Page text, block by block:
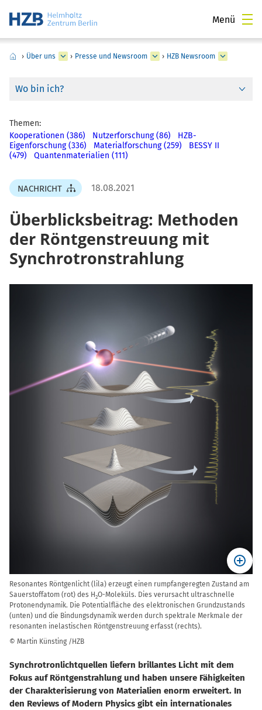
Menü
› Über uns › Presse und Newsroom › HZB Newsroom
Wo bin ich?
Themen:
Kooperationen (386)
Nutzerforschung (86)
HZB-
Eigenforschung (336)
Materialforschung (259)
BESSY II
(479)
Quantenmaterialien (111)
NACHRICHT 18.08.2021
Überblicksbeitrag: Methoden
der Röntgenstreuung mit
Synchrotronstrahlung
Resonantes Röntgenlicht (lila) erzeugt einen rumpfangeregten Zustand am
Sauerstoffatom (rot) des H 2O-Moleküls. Dies verursacht ultraschnelle
Protonendynamik. Die Potentialfläche des elektronischen Grundzustands
(unten) und die Bindungsdynamik werden durch spektrale Merkmale der
resonanten inelastischen Röntgenstreuung erfasst (rechts).
© Martin Künsting /HZB
Synchrotronlichtquellen liefern brillantes Licht mit dem
Fokus auf Röntgenstrahlung und haben unsere Fähigkeiten
der Charakterisierung von Materialien enorm erweitert. In
den Reviews of Modern Physics gibt ein internationales